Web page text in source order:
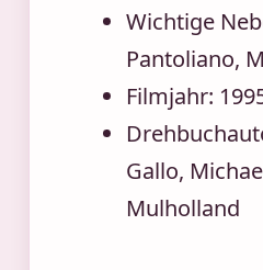
Wichtige
Pantoliano,
Filmjahr:
Gallo,
Mulholland